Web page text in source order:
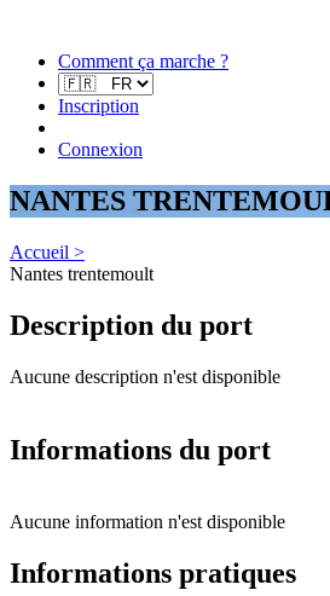
Comment ça marche ?
Inscription
Connexion
NANTES
Accueil >
Nantes trentemoult
Description du port
Aucune description n'est disponible
Informations du port
Aucune information n'est disponible
Informations pratiques